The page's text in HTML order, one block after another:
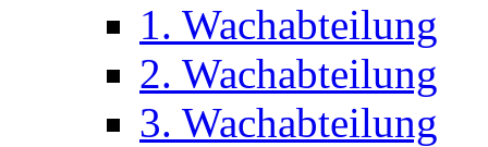
1. Wachabteilung
2. Wachabteilung
3. Wachabteilung